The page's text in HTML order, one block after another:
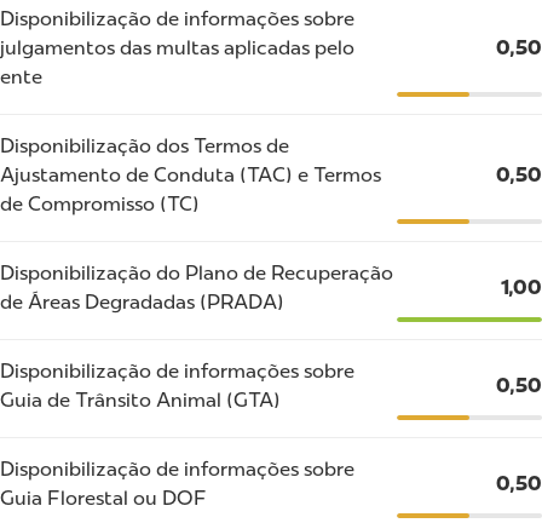
Disponibilização de informações sobre
julgamentos das multas aplicadas pelo
ente
0,50
Disponibilização dos Termos de
Ajustamento de Conduta (TAC) e Termos
de Compromisso (TC)
0,50
Disponibilização do Plano de Recuperação
de Áreas Degradadas (PRADA)
1,00
Disponibilização de informações sobre
Guia de Trânsito Animal (GTA)
0,50
Disponibilização de informações sobre
Guia Florestal ou DOF
0,50